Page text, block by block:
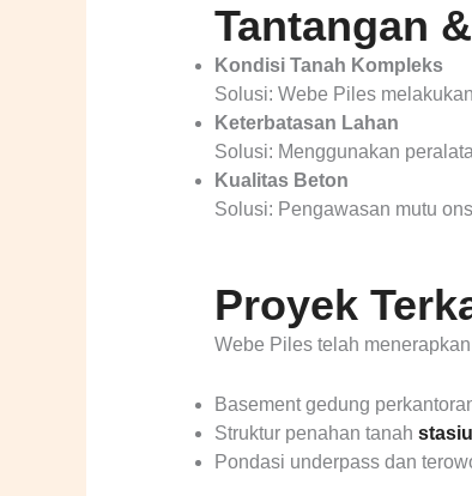
Tantangan
Kondisi Tanah Kompleks
Solusi: Webe Piles
Keterbatasan Lahan
Solusi: Menggunakan
Kualitas Beton
Solusi: Pengawasan mutu
Proyek
Webe Piles telah
Basement gedung
Struktur penahan tanah
Pondasi underpass dan